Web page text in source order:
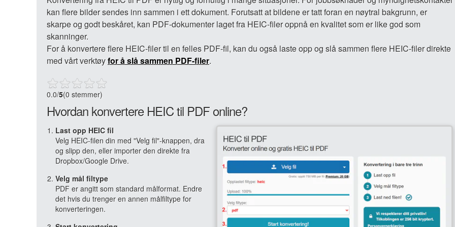
kan flere bilder sendes inn sammen i ett dokument. Forutsatt at bildene er tatt foran en nøytral bakgrunn, er
skarpe og godt beskåret, kan PDF-dokumenter laget fra HEIC-filer oppnå en kvalitet som er like god som
skanninger.
For å konvertere flere HEIC-filer til en felles PDF-fil, kan du også laste opp og slå sammen flere HEIC-filer direkte
med vårt verktøyfor å slå sammen PDF-filer.
0.0/5(0 stemmer)
Hvordan konvertere HEIC til PDF online?
Last opp HEIC fil
Velg HEIC-filen din med "Velg fil"-knappen, dra
og slipp den, eller importer den direkte fra
Dropbox/Google Drive.
Velg mål filtype
PDF er angitt som standard målformat. Endre
det hvis du trenger en annen målfiltype for
konverteringen.